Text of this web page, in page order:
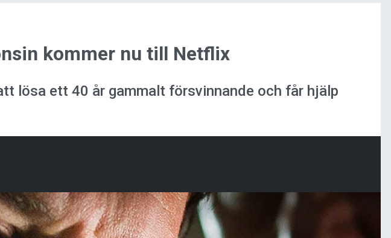
kommer nu till Netflix
lösa ett 40 år gammalt försvinnande och får hjälp